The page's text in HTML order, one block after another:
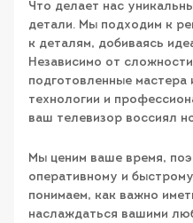
Что делает нас
детали. Мы подходим к
к деталям, добиваясь
Независимо от
подготовленные
технологии и
ваш телевизор воссиял
Мы ценим ваше время,
оперативному и
понимаем, как важно
наслаждаться вашими